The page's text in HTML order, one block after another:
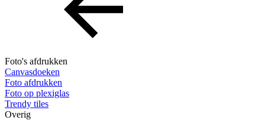
Foto's afdrukken
Canvasdoeken
Foto afdrukken
Foto op plexiglas
Trendy tiles
Overig